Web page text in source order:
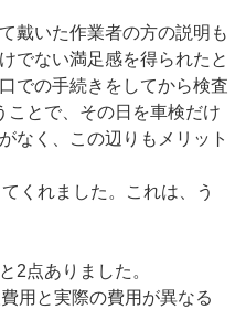
戴いた作業者の方の説明も
でない満足感を得られたと
での手続きをしてから検査
ことで、その日を車検だけ
なく、この辺りもメリット
くれました。これは、う
2点ありました。
用と実際の費用が異なる